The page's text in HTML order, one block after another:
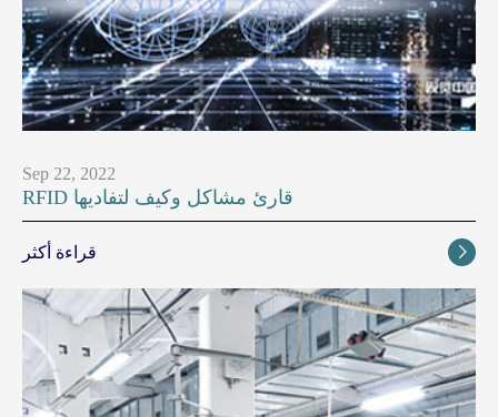
Sep 22, 2022
RFID قارئ مشاكل وكيف لتفاديها
قراءة أكثر 